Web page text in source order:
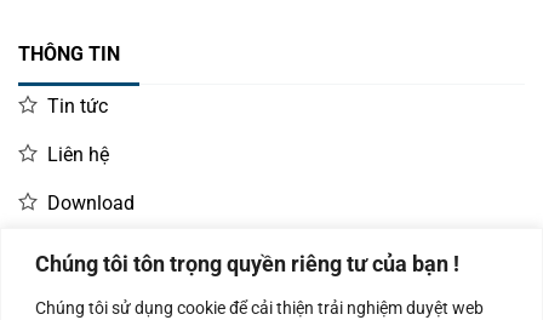
Chúng tôi tôn trọng quyền riêng tư của bạn !
Chúng tôi sử dụng cookie để cải thiện trải nghiệm duyệt web
THÔNG TIN
Tin tức
Liên hệ
Download
LIÊN HỆ MUA HÀNG